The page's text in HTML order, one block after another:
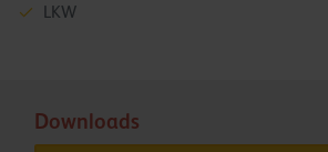
LKW
Downloads